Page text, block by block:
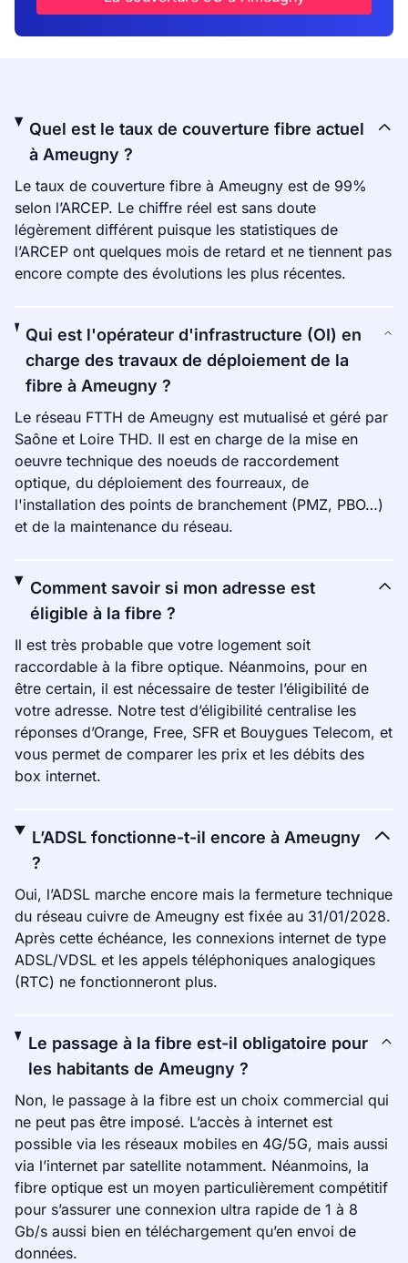
Quel est le taux de couverture fibre actuel
à Ameugny ?
Le taux de couverture fibre à Ameugny est de 99%
selon l’ARCEP. Le chiffre réel est sans doute
légèrement différent puisque les statistiques de
l’ARCEP ont quelques mois de retard et ne tiennent pas
encore compte des évolutions les plus récentes.
Qui est l'opérateur d'infrastructure (OI) en
charge des travaux de déploiement de la
fibre à Ameugny ?
Le réseau FTTH de Ameugny est mutualisé et géré par
Saône et Loire THD. Il est en charge de la mise en
oeuvre technique des noeuds de raccordement
optique, du déploiement des fourreaux, de
l'installation des points de branchement (PMZ, PBO…)
et de la maintenance du réseau.
Comment savoir si mon adresse est
éligible à la fibre ?
Il est très probable que votre logement soit
raccordable à la fibre optique. Néanmoins, pour en
être certain, il est nécessaire de tester l’éligibilité de
votre adresse. Notre test d’éligibilité centralise les
réponses d’Orange, Free, SFR et Bouygues Telecom, et
vous permet de comparer les prix et les débits des
box internet.
L’ADSL fonctionne-t-il encore à Ameugny
?
Oui, l’ADSL marche encore mais la fermeture technique
du réseau cuivre de Ameugny est fixée au 31/01/2028.
Après cette échéance, les connexions internet de type
ADSL/VDSL et les appels téléphoniques analogiques
(RTC) ne fonctionneront plus.
Le passage à la fibre est-il obligatoire pour
les habitants de Ameugny ?
Non, le passage à la fibre est un choix commercial qui
ne peut pas être imposé. L’accès à internet est
possible via les réseaux mobiles en 4G/5G, mais aussi
via l’internet par satellite notamment. Néanmoins, la
fibre optique est un moyen particulièrement compétitif
pour s’assurer une connexion ultra rapide de 1 à 8
Gb/s aussi bien en téléchargement qu’en envoi de
données.